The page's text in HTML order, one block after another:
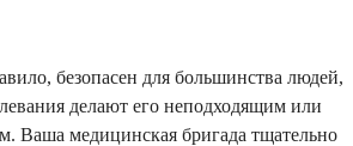
безопасен для большинства людей,
делают его неподходящим или
Ваша медицинская бригада тщательно